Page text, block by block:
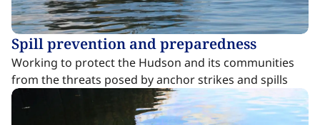
Spill prevention and preparedness​​​​‌ ‍ ​‍​‍‌‍ ‌ ​‍‌‍‍‌‌‍‌ ‌‍‍‌‌‍ ‍​‍​‍​ ‍‍​‍​‍‌ ​ ‌‍​‌‌‍ ‍‌‍‍‌‌ ‌​‌ ‍‌​‍ ‍‌‍‍‌‌‍ ​‍​‍​‍ ​​‍​‍‌‍‍​‌ ​‍‌‍‌‌‌‍‌‍​‍​‍​ ‍‍​‍​‍‌‍‍​‌ ‌​‌ ‌​‌ ​​‌ ​ ​ ‍‍​‍ ​‍ ‌‍​ ‌‍ ‌‌ ​ ​‍ ‍‌‍ ‌‌‍​‌‌‍‍‌‌‍ ‍​‍ ‍​ ​‍​ ​​​ ​‍​ ‌​‌ ​‍‌‍‌‌‌‍‌​‌‍‌‌‌ ​ ‌‍‍‌‌‍‌ ‌‍ ‍​‍ ‍‌ ​‍‌‍‍‌‌ ‌‍‌‍‌‌‌ ​‍‌‍‍ ‌‍‌‌‌‍‌‌‌ ​​‌‍‌‌‌ ​‍​‍ ‍‌‍ ‌ ​‍‌‍‌ ​‍ ‌‍‍‌‌‍ ‍‌ ‌​‌‍‌‌‌‍ ‍‌ ‌​​‍ ‌‍‌‌‌‍‌​‌‍‍‌‌ ‌​​‍ ‌‍ ‌‌‍ ‌‍‌​‌‍‌‌​ ‌‌ ​​‌ ​‍‌‍‌‌‌ ​ ‌‍‌‌‌‍ ‍‌ ‌​‌‍​‌‌ ‌​‌‍‍‌‌‍ ‌‍ ‍​ ‍ ‌‍‍‌‌‍‌​​ ‌​ ​‍‌‍‌​​ ​‌​ ‍​‌‍​‍​ ​‌‌‍‌‍​ ​‌​‍ ‌‌‍​‌‌‍‌‌​ ‌‌​ ‌ ​‍ ‌​ ‌​‌‍​‌​ ‌‍​ ​‍​‍ ‌​ ‍‌​ ‌‍​ ​‌​ ‌ ​‍ ‌​ ​​‌‍​ ‌‍‌​​ ​‌‌‍‌​​ ​‍‌‍‌‌‌‍‌​​ ​‍‌‍​‌‌‍‌​​ ​ ​ ‍ ‌ ‌​‌ ‍‌‌ ​​‌‍‌‌​ ‌‌‍​ ‌‍​‌‌‍ ‌‌ ​​‌‍​‌‌‍‍‌‌‍‌ ‌‍ ‍​ ‍ ‌ ​​‌‍​‌‌ ‌​‌‍‍​​ ‌‌ ‌​‌‍‍‌‌ ‌​‌‍ ​‌‍‌‌​ ‌‍​‍‌‍​‌‌ ​ ‌‍‌‌‌‌‌‌‌ ​‍‌‍ ​​ ‌‌‍‍​‌ ‌​‌ ‌​‌ ​​‌ ​ ​‍‌‌​ ​ ‌​​‌​‍‌‌​ ​‍‌​‌‍​‍‌‌​ ​‍‌​‌‍‌‍​ ‌‍ ‌‌ ​ ​‍ ‍‌‍ ‌‌‍​‌‌‍‍‌‌‍ ‍​‍ ‍​ ​‍​ ​​​ ​‍​ ‌​‌ ​‍‌‍‌‌‌‍‌​‌‍‌‌‌ ​ ‌‍‍‌‌‍‌ ‌‍ ‍​‍ ‍‌ ​‍‌‍‍‌‌ ‌‍‌‍‌‌‌ ​‍‌‍‍ ‌‍‌‌‌‍‌‌‌ ​​‌‍‌‌‌ ​‍​‍ ‍‌‍ ‌ ​‍‌‍‌ ​‍‌‍‌‍‍‌‌‍‌​​ ‌​ ​‍‌‍‌​​ ​‌​ ‍​‌‍​‍​ ​‌‌‍‌‍​ ​‌​‍ ‌‌‍​‌‌‍‌‌​ ‌‌​ ‌ ​‍ ‌​ ‌​‌‍​‌​ ‌‍​ ​‍​‍ ‌​ ‍‌​ ‌‍​ ​‌​ ‌ ​‍ ‌​ ​​‌‍​ ‌‍‌​​ ​‌‌‍‌​​ ​‍‌‍‌‌‌‍‌​​ ​‍‌‍​‌‌‍‌​​ ​ ​‍‌‍‌ ‌​‌ ‍‌‌ ​​‌‍‌‌​ ‌‌‍​ ‌‍​‌‌‍ ‌‌ ​​‌‍​‌‌‍‍‌‌‍‌ ‌‍ ‍​‍‌‍‌ ​​‌‍​‌‌ ‌​‌‍‍​​ ‌‌ ‌​‌‍‍‌‌ ‌​‌‍ ​‌‍‌‌​‍‌‍‌ ​​‌‍‌‌‌ ​‍‌ ​ ‌ ​​‌‍‌‌‌‍​ ‌ ‌​‌‍‍‌‌ ‌‍‌‍‌‌​ ‌‌ ​​‌ ‌‌‌‍​‍‌‍ ​‌‍‍‌‌ ​ ‌‍‍​‌‍‌‌‌‍‌​​‍​‍‌ ‌
Working to protect the Hudson and its communities
from the threats posed by anchor strikes and spills ​​​​‌ ‍ ​‍​‍‌‍ ‌ ​‍‌‍‍‌‌‍‌ ‌‍‍‌‌‍ ‍​‍​‍​ ‍‍​‍​‍‌ ​ ‌‍​‌‌‍ ‍‌‍‍‌‌ ‌​‌ ‍‌​‍ ‍‌‍‍‌‌‍ ​‍​‍​‍ ​​‍​‍‌‍‍​‌ ​‍‌‍‌‌‌‍‌‍​‍​‍​ ‍‍​‍​‍‌‍‍​‌ ‌​‌ ‌​‌ ​​‌ ​ ​ ‍‍​‍ ​‍ ‌‍​ ‌‍ ‌‌ ​ ​‍ ‍‌‍ ‌‌‍​‌‌‍‍‌‌‍ ‍​‍ ‍​ ​‍​ ​​​ ​‍​ ‌​‌ ​‍‌‍‌‌‌‍‌​‌‍‌‌‌ ​ ‌‍‍‌‌‍‌ ‌‍ ‍​‍ ‍‌ ​‍‌‍‍‌‌ ‌‍‌‍‌‌‌ ​‍‌‍‍ ‌‍‌‌‌‍‌‌‌ ​​‌‍‌‌‌ ​‍​‍ ‍‌‍ ‌ ​‍‌‍‌ ​‍ ‌‍‍‌‌‍ ‍‌ ‌​‌‍‌‌‌‍ ‍‌ ‌​​‍ ‌‍‌‌‌‍‌​‌‍‍‌‌ ‌​​‍ ‌‍ ‌‌‍ ‌‍‌​‌‍‌‌​ ‌‌ ​​‌ ​‍‌‍‌‌‌ ​ ‌‍‌‌‌‍ ‍‌ ‌​‌‍​‌‌ ‌​‌‍‍‌‌‍ ‌‍ ‍​ ‍ ‌‍‍‌‌‍‌​​ ‌​ ​‍‌‍‌​​ ​‌​ ‍​‌‍​‍​ ​‌‌‍‌‍​ ​‌​‍ ‌‌‍​‌‌‍‌‌​ ‌‌​ ‌ ​‍ ‌​ ‌​‌‍​‌​ ‌‍​ ​‍​‍ ‌​ ‍‌​ ‌‍​ ​‌​ ‌ ​‍ ‌​ ​​‌‍​ ‌‍‌​​ ​‌‌‍‌​​ ​‍‌‍‌‌‌‍‌​​ ​‍‌‍​‌‌‍‌​​ ​ ​ ‍ ‌ ‌​‌ ‍‌‌ ​​‌‍‌‌​ ‌‌‍​ ‌‍​‌‌‍ ‌‌ ​​‌‍​‌‌‍‍‌‌‍‌ ‌‍ ‍​ ‍ ‌ ​​‌‍​‌‌ ‌​‌‍‍​​ ‌‌ ​ ‌‍‍​‌‍ ‌ ​‍‌ ‌​‌​‌​‌‍‌‌‌ ​ ‌‍​ ‌ ​‍‌‍‍‌‌ ​​‌ ‌​‌‍‍‌‌‍ ‌‍ ‍​ ‌‍​‍‌‍​‌‌ ​ ‌‍‌‌‌‌‌‌‌ ​‍‌‍ ​​ ‌‌‍‍​‌ ‌​‌ ‌​‌ ​​‌ ​ ​‍‌‌​ ​ ‌​​‌​‍‌‌​ ​‍‌​‌‍​‍‌‌​ ​‍‌​‌‍‌‍​ ‌‍ ‌‌ ​ ​‍ ‍‌‍ ‌‌‍​‌‌‍‍‌‌‍ ‍​‍ ‍​ ​‍​ ​​​ ​‍​ ‌​‌ ​‍‌‍‌‌‌‍‌​‌‍‌‌‌ ​ ‌‍‍‌‌‍‌ ‌‍ ‍​‍ ‍‌ ​‍‌‍‍‌‌ ‌‍‌‍‌‌‌ ​‍‌‍‍ ‌‍‌‌‌‍‌‌‌ ​​‌‍‌‌‌ ​‍​‍ ‍‌‍ ‌ ​‍‌‍‌ ​‍‌‍‌‍‍‌‌‍‌​​ ‌​ ​‍‌‍‌​​ ​‌​ ‍​‌‍​‍​ ​‌‌‍‌‍​ ​‌​‍ ‌‌‍​‌‌‍‌‌​ ‌‌​ ‌ ​‍ ‌​ ‌​‌‍​‌​ ‌‍​ ​‍​‍ ‌​ ‍‌​ ‌‍​ ​‌​ ‌ ​‍ ‌​ ​​‌‍​ ‌‍‌​​ ​‌‌‍‌​​ ​‍‌‍‌‌‌‍‌​​ ​‍‌‍​‌‌‍‌​​ ​ ​‍‌‍‌ ‌​‌ ‍‌‌ ​​‌‍‌‌​ ‌‌‍​ ‌‍​‌‌‍ ‌‌ ​​‌‍​‌‌‍‍‌‌‍‌ ‌‍ ‍​‍‌‍‌ ​​‌‍​‌‌ ‌​‌‍‍​​ ‌‌ ​ ‌‍‍​‌‍ ‌ ​‍‌ ‌​‌​‌​‌‍‌‌‌ ​ ‌‍​ ‌ ​‍‌‍‍‌‌ ​​‌ ‌​‌‍‍‌‌‍ ‌‍ ‍​‍‌‍‌ ​​‌‍‌‌‌ ​‍‌ ​ ‌ ​​‌‍‌‌‌‍​ ‌ ‌​‌‍‍‌‌ ‌‍‌‍‌‌​ ‌‌ ​​‌ ‌‌‌‍​‍‌‍ ​‌‍‍‌‌ ​ ‌‍‍​‌‍‌‌‌‍‌​​‍​‍‌ ‌